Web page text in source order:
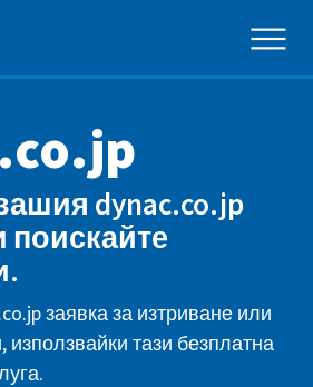
dynac.co.jp
поискайте
заявка за изтриване или
тази безплатна